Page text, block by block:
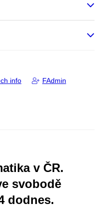
info FAdmin
v ČR.
svobodě
dodnes.